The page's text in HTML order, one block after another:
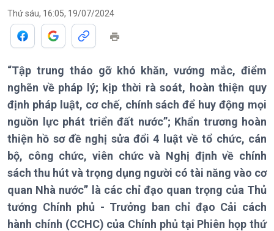
Chính trị
Tin Chính trị
Chính phủ với người dân
Quốc hội với cử tri
Xây dựng đảng
Đảng trong cuộc sống
Nhận diện sự thật
Pháp luật và đời sống
Thế giới
Tin thế giới
Vấn đề quốc tế
Hồ sơ sự kiện quốc tế
Thế giới & Việt Nam
Biên cương - Một dải vững
bền
Thứ sáu, 16:05, 19/07/2024
“Tập trung tháo gỡ khó khăn, vướng mắc, điểm
nghẽn về pháp lý; kịp thời rà soát, hoàn thiện quy
định pháp luật, cơ chế, chính sách để huy động mọi
nguồn lực phát triển đất nước”; Khẩn trương hoàn
thiện hồ sơ đề nghị sửa đổi 4 luật về tổ chức, cán
bộ, công chức, viên chức và Nghị định về chính
sách thu hút và trọng dụng người có tài năng vào cơ
quan Nhà nước” là các chỉ đạo quan trọng của Thủ
tướng Chính phủ - Trưởng ban chỉ đạo Cải cách
hành chính (CCHC) của Chính phủ tại Phiên họp thứ